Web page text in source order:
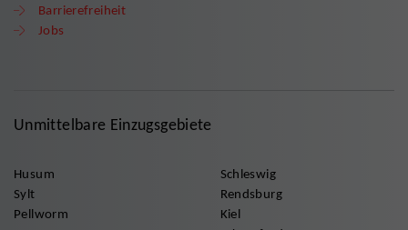
Barrierefreiheit
Jobs
Unmittelbare Einzugsgebiete
Husum
Sylt
Pellworm
Schleswig
Rendsburg
Kiel